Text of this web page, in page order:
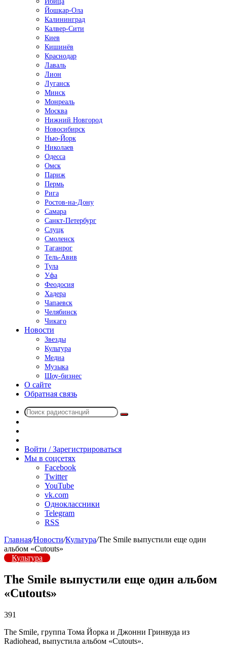
Йошкар-Ола
Калининград
Калвер-Сити
Киев
Кишинёв
Краснодар
Лаваль
Лион
Луганск
Минск
Монреаль
Москва
Нижний Новгород
Новосибирск
Нью-Йорк
Николаев
Одесса
Омск
Париж
Пермь
Рига
Ростов-на-Дону
Самара
Санкт-Петербург
Слуцк
Смоленск
Таганрог
Тель-Авив
Тула
Уфа
Феодосия
Хадера
Чапаевск
Челябинск
Чикаго
Новости
Звезды
Культура
Медиа
Музыка
Шоу-бизнес
О сайте
Обратная связь
Поиск
радио
Войти / Зарегистрироваться
Мы в соцсетях
Facebook
Twitter
YouTube
vk.com
Одноклассники
Telegram
RSS
Главная/Новости/Культура/The Smile выпустили еще один
альбом «Cutouts»
Культура
The Smile выпустили еще один альбом
«Cutouts»
391
The Smile, группа Тома Йорка и Джонни Гринвуда из
Radiohead, выпустила альбом «Cutouts».